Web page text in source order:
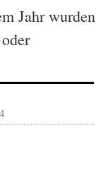
Jahr wurden